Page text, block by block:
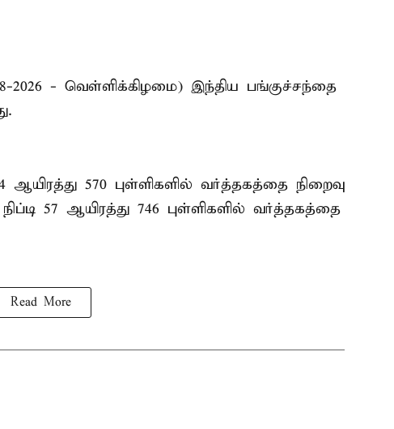
2026 - வெள்ளிக்கிழமை) இந்திய பங்குச்சந்தை
ஆயிரத்து 570 புள்ளிகளில் வர்த்தகத்தை நிறைவு
57 ஆயிரத்து 746 புள்ளிகளில் வர்த்தகத்தை
Read More